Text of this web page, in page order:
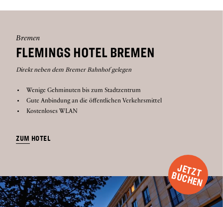
Bremen
FLEMINGS HOTEL BREMEN
Direkt neben dem Bremer Bahnhof gelegen
Wenige Gehminuten bis zum Stadtzentrum
Gute Anbindung an die öffentlichen Verkehrsmittel
Kostenloses WLAN
ZUM HOTEL
J
E
T
Z
T
B
U
C
H
E
N